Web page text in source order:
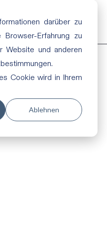
darüber zu
Erfahrung zu
Website und anderen
Cookie wird in Ihrem
Ablehnen